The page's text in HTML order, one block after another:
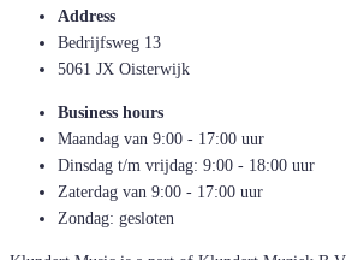
Address
Bedrijfsweg 13
5061 JX Oisterwijk
Business hours
Maandag van 9:00 - 17:00 uur
Dinsdag t/m vrijdag: 9:00 - 18:00 uur
Zaterdag van 9:00 - 17:00 uur
Zondag: gesloten